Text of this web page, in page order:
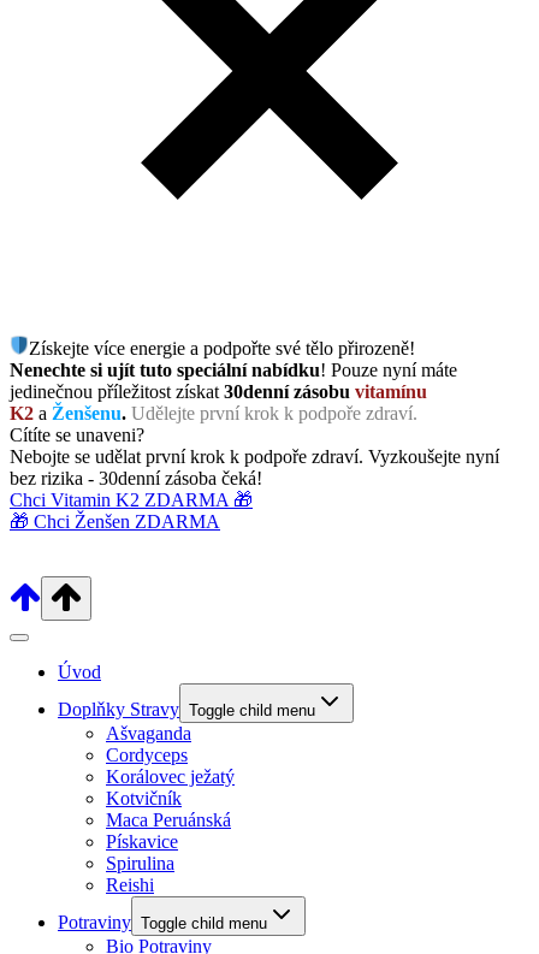
Získejte více energie a podpořte své tělo přirozeně!
Nenechte si ujít tuto speciální nabídku! Pouze nyní máte
jedinečnou příležitost získat 30denní zásobu vitamínu
K2 a Ženšenu. Udělejte první krok k podpoře zdraví.
Cítíte se unaveni?
Nebojte se udělat první krok k podpoře zdraví. Vyzkoušejte nyní
bez rizika - 30denní zásoba čeká!
Chci Vitamin K2 ZDARMA 🎁
🎁 Chci Ženšen ZDARMA
Úvod
Doplňky Stravy Toggle child menu
Ašvaganda
Cordyceps
Korálovec ježatý
Kotvičník
Maca Peruánská
Pískavice
Spirulina
Reishi
Potraviny Toggle child menu
Bio Potraviny